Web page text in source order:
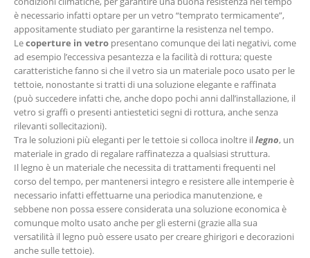
è necessario infatti optare per un vetro “temprato termicamente”,
appositamente studiato per garantirne la resistenza nel tempo.
Lecoperture in vetro presentano comunque dei lati negativi, come
ad esempio l’eccessiva pesantezza e la facilità di rottura; queste
caratteristiche fanno si che il vetro sia un materiale poco usato per le
tettoie, nonostante si tratti di una soluzione elegante e raffinata
(può succedere infatti che, anche dopo pochi anni dall’installazione, il
vetro si graffi o presenti antiestetici segni di rottura, anche senza
rilevanti sollecitazioni).
Tra le soluzioni più eleganti per le tettoie si colloca inoltre illegno, un
materiale in grado di regalare raffinatezza a qualsiasi struttura.
Il legno è un materiale che necessita di trattamenti frequenti nel
corso del tempo, per mantenersi integro e resistere alle intemperie è
necessario infatti effettuarne una periodica manutenzione, e
sebbene non possa essere considerata una soluzione economica è
comunque molto usato anche per gli esterni (grazie alla sua
versatilità il legno può essere usato per creare ghirigori e decorazioni
anche sulle tettoie).